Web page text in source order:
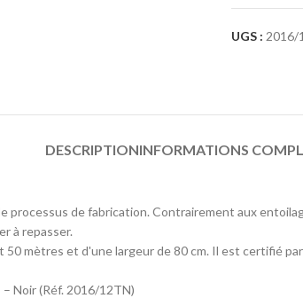
UGS : 2016/
DESCRIPTIONINFORMATIONS
de fabrication. Contrairement aux
à repasser.
mètres et d'une largeur de 80 cm. Il est certifié
Noir (Réf. 2016/12TN)